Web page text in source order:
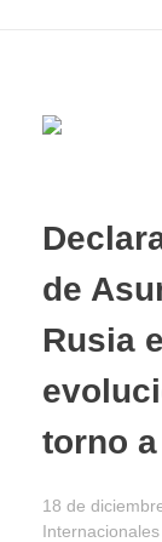
de
Rusia
torno
18 de
Internacionales